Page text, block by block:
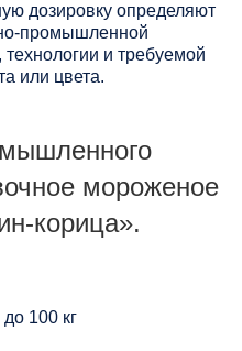
дозировку определяют
промышленной
и требуемой
или цвета.
мороженое
корица».
100 кг